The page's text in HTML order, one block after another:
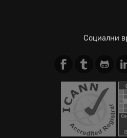
Социални